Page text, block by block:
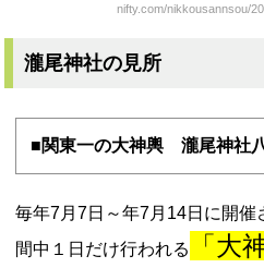
nifty.com/nikkousannsou/
瀧尾神社の見所
■関東一の大神輿 瀧尾神社
毎年7月7日～年7月14日に開催
間中１日だけ行われる
「大